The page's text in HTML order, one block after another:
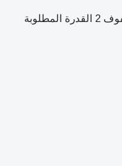
2 القدرة المطلوبة